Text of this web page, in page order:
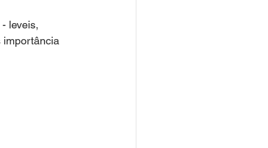
- leveis,
importância